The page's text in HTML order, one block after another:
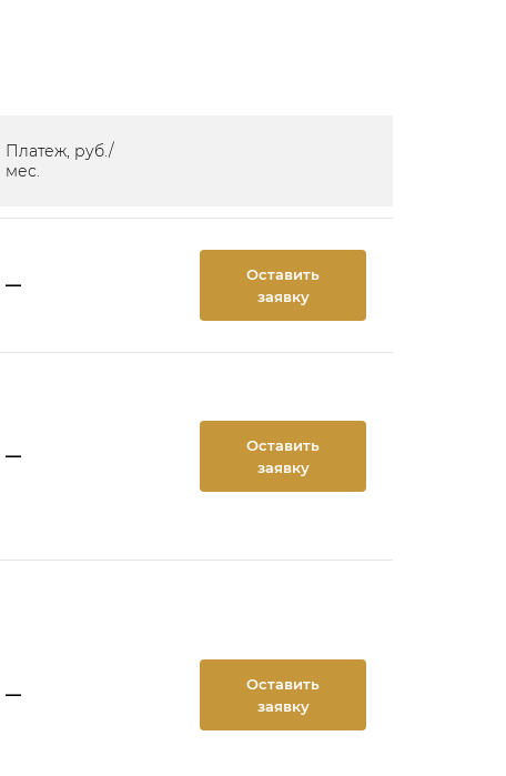
Платеж, руб./
мес.
—
Оставить
заявку
—
Оставить
заявку
—
Оставить
заявку